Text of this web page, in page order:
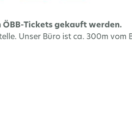
ÖBB-Tickets gekauft werden.
Unser Büro ist ca. 300m vom